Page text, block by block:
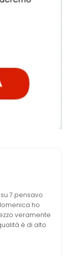
7 pensavo
ho
veramente
è di alto